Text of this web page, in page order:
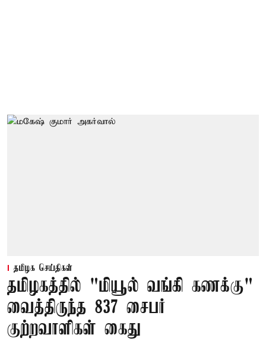
தமிழக செய்திகள்
தமிழகத்தில் "மியூல் வங்கி கணக்கு"
வைத்திருந்த 837 சைபர்
குற்றவாளிகள் கைது